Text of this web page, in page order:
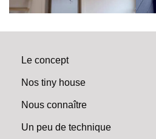
Le concept
Nos tiny house
Nous connaître
Un peu de technique